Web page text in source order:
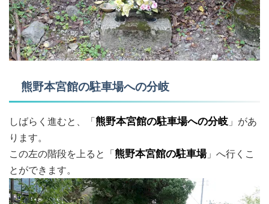
熊野本宮館の駐車場への分岐
しばらく進むと、「熊野本宮館の駐車場への分岐 」があ
ります。
この左の階段を上ると「熊野本宮館の駐車場」へ行くこ
とができます。